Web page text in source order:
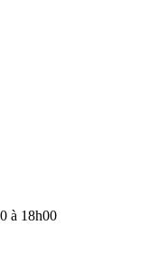
à 18h00